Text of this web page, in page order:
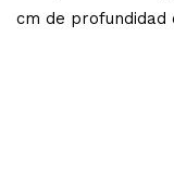
cm de profundidad